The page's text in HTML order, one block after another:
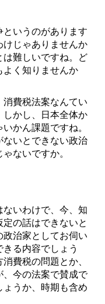
いうのがあります
じゃありませんか
難しいですね。ど
よく知りませんか
費税法案なんてい
かし、日本全体か
かん課題ですね。
いとできない政治
ないですか。
いわけで、今、知
の話はできないと
治家としてお伺い
る内容でしょう
費税の問題とか、
今の法案で賛成で
うか、時期も含め